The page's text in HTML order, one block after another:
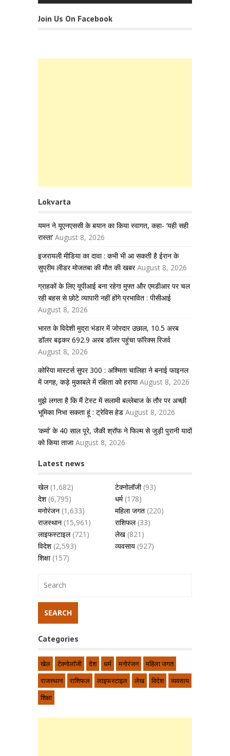
Join Us On Facebook
Lokvarta
यमन ने यूएनएससी के बयान का किया स्वागत, कहा- ‘यही सही
रास्ता’ August 8, 2026
इजरायली मीडिया का दावा : कभी भी आ सकती है ईरान के
सुप्रीम लीडर मोजतबा की मौत की खबर August 8, 2026
ग्राहकों के लिए यूपीआई बना रहेगा मुफ्त और एमडीआर पर चल
रही बहस से छोटे व्यापारी नहीं होंगे प्रभावित : पीसीआई
August 8, 2026
भारत के विदेशी मुद्रा भंडार में जोरदार उछाल, 10.5 अरब
डॉलर बढ़कर 692.9 अरब डॉलर पहुंचा फॉरेक्स रिजर्व
August 8, 2026
कोरिया मास्टर्स सुपर 300 : अश्मिता चालिहा ने बनाई फाइनल
में जगह, कड़े मुकाबले में रक्षिता को हराया August 8, 2026
मुझे लगता है कि मैं टेस्ट में सलामी बल्लेबाज के तौर पर अच्छी
भूमिका निभा सकता हूं : ट्रेविस हेड August 8, 2026
‘कर्मा’ के 40 साल पूरे, जैकी श्रॉफ ने फिल्म से जुड़ी पुरानी यादों
को किया ताजा August 8, 2026
Latest news
खेल(1,682) टेक्नोलॉजी(93)
देश(6,795) धर्म(178)
मनोरंजन (1,633) महिला जगत (220)
राजस्थान (15,961) राशिफल(33)
लाइफस्टाइल(721) लेख (821)
विदेश(2,593) व्यवसाय (927)
शिक्षा(157)
Categories
खेल टेक्नोलॉजी देश धर्म मनोरंजन
महिला जगत
राजस्थान
राशिफल लाइफस्टाइल लेख विदेश
व्यवसाय
शिक्षा